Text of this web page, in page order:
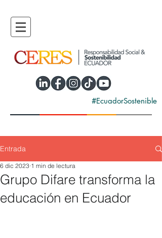
#EcuadorSostenible
Entrada
Grupo Difare transforma la
educación en Ecuador
6 dic 2023 1 min de lectura